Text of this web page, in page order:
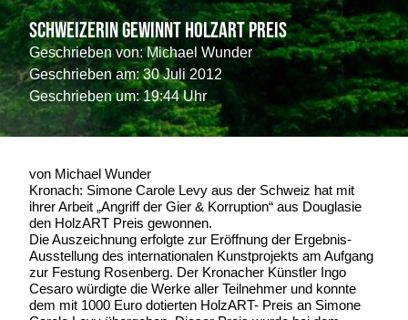
Schweizerin gewinnt HolzART Preis
Geschrieben von:Michael Wunder
Geschrieben am: 30 Juli 2012
Geschrieben um: 19:44 Uhr
von Michael Wunder
Kronach: Simone Carole Levy aus der Schweiz hat mit
ihrer Arbeit „Angriff der Gier & Korruption“ aus Douglasie
den HolzART Preis gewonnen.
Die Auszeichnung erfolgte zur Eröffnung der Ergebnis-
Ausstellung des internationalen Kunstprojekts am Aufgang
zur Festung Rosenberg. Der Kronacher Künstler Ingo
Cesaro würdigte die Werke aller Teilnehmer und konnte
dem mit 1000 Euro dotierten HolzART- Preis an Simone